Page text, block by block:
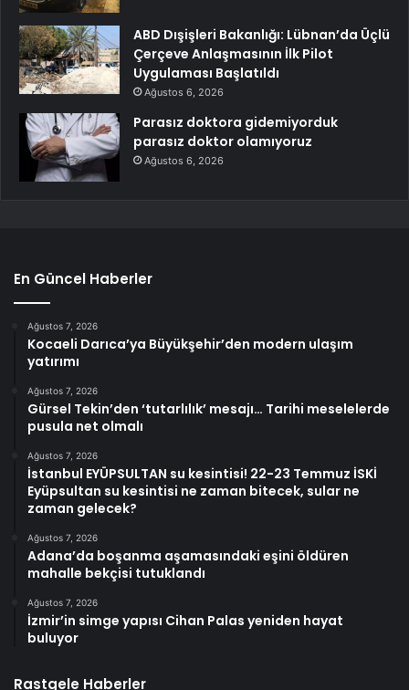
ABD Dışişleri Bakanlığı: Lübnan’da Üçlü
Çerçeve Anlaşmasının İlk Pilot
Uygulaması Başlatıldı
Ağustos 6, 2026
Parasız doktora gidemiyorduk
parasız doktor olamıyoruz
Ağustos 6, 2026
En Güncel Haberler
Ağustos 7, 2026
Kocaeli Darıca’ya Büyükşehir’den modern ulaşım
yatırımı
Ağustos 7, 2026
Gürsel Tekin’den ‘tutarlılık’ mesajı… Tarihi meselelerde
pusula net olmalı
Ağustos 7, 2026
İstanbul EYÜPSULTAN su kesintisi! 22-23 Temmuz İSKİ
Eyüpsultan su kesintisi ne zaman bitecek, sular ne
zaman gelecek?
Ağustos 7, 2026
Adana’da boşanma aşamasındaki eşini öldüren
mahalle bekçisi tutuklandı
Ağustos 7, 2026
İzmir’in simge yapısı Cihan Palas yeniden hayat
buluyor
Rastgele Haberler